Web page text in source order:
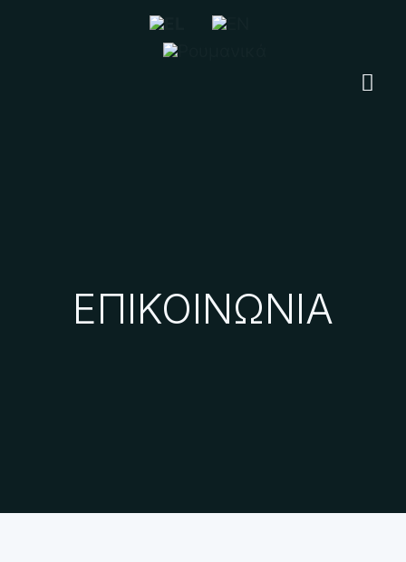
ΕΠΙΚΟΙΝΩΝΙΑ